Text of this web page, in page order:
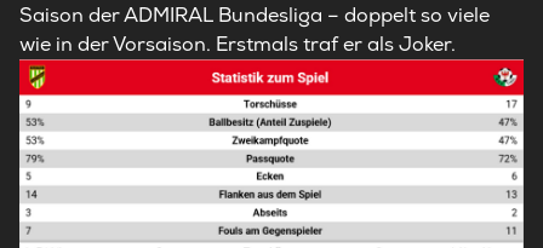
Saison der ADMIRAL Bundesliga – doppelt so viele
wie in der Vorsaison. Erstmals traf er als Joker.